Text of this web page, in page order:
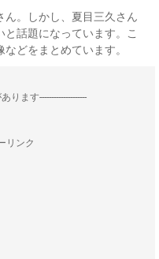
ん。しかし、夏目三久さん
話題になっています。こ
どをまとめています。
ります--------------------
リンク